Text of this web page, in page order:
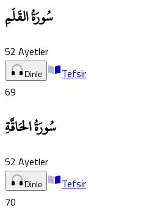
سُورَةُ القَلَمِ
52Ayetler
Dinle
Tefsir
69
سُورَةُ الحَاقَّةِ
52Ayetler
Dinle
Tefsir
70